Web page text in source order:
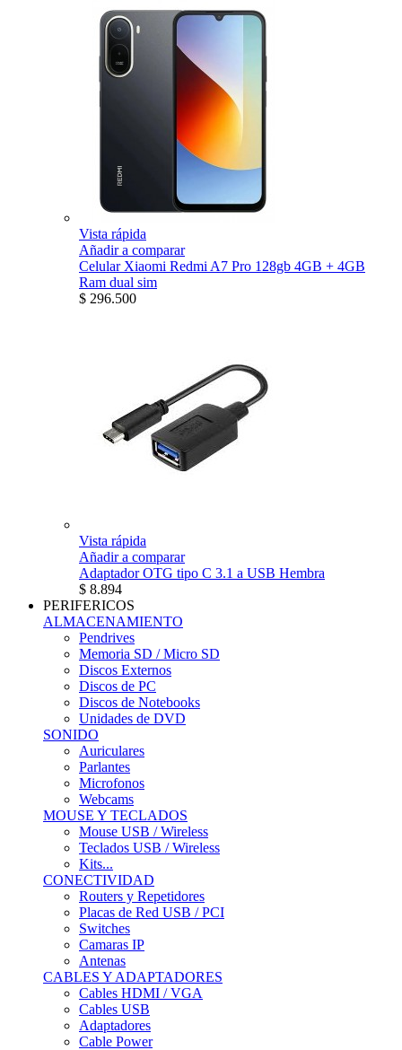
Vista rápida
Añadir a comparar
Celular Xiaomi Redmi A7 Pro 128gb 4GB + 4GB
Ram dual sim
$ 296.500
Vista rápida
Añadir a comparar
Adaptador OTG tipo C 3.1 a USB Hembra
$ 8.894
PERIFERICOS
ALMACENAMIENTO
Pendrives
Memoria SD / Micro SD
Discos Externos
Discos de PC
Discos de Notebooks
Unidades de DVD
SONIDO
Auriculares
Parlantes
Microfonos
Webcams
MOUSE Y TECLADOS
Mouse USB / Wireless
Teclados USB / Wireless
Kits...
CONECTIVIDAD
Routers y Repetidores
Placas de Red USB / PCI
Switches
Camaras IP
Antenas
CABLES Y ADAPTADORES
Cables HDMI / VGA
Cables USB
Adaptadores
Cable Power